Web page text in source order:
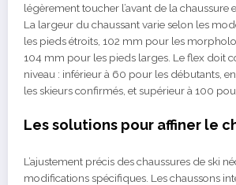
légèrement toucher l’avant de la chaussure
La largeur du chaussant varie selon les
les pieds étroits, 102 mm pour les
104 mm pour les pieds larges. Le flex doit
niveau : inférieur à 60 pour les débutants,
les skieurs confirmés, et supérieur à 100
Les solutions pour affiner le
L’ajustement précis des chaussures de ski
modifications spécifiques. Les chaussons